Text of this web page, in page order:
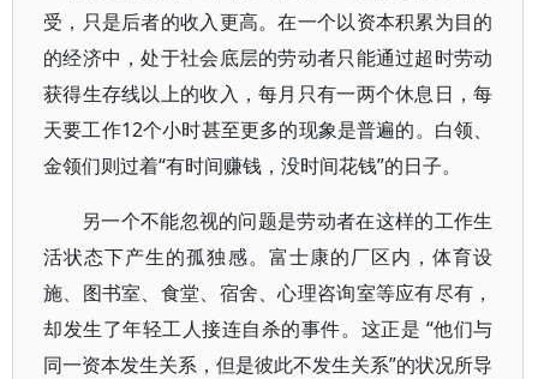
受，只是后者的收入更高。在一个以资本积累为目的
的经济中，处于社会底层的劳动者只能通过超时劳动
获得生存线以上的收入，每月只有一两个休息日，每
天要工作12个小时甚至更多的现象是普遍的。白领、
金领们则过着“有时间赚钱，没时间花钱”的日子。
另一个不能忽视的问题是劳动者在这样的工作生
活状态下产生的孤独感。富士康的厂区内，体育设
施、图书室、食堂、宿舍、心理咨询室等应有尽有，
却发生了年轻工人接连自杀的事件。这正是 “他们与
同一资本发生关系，但是彼此不发生关系”的状况所导